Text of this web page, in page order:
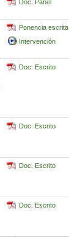
Doc. Panel
Ponencia escrita
Intervención
Doc. Escrito
Doc. Escrito
Doc. Escrito
Doc. Escrito